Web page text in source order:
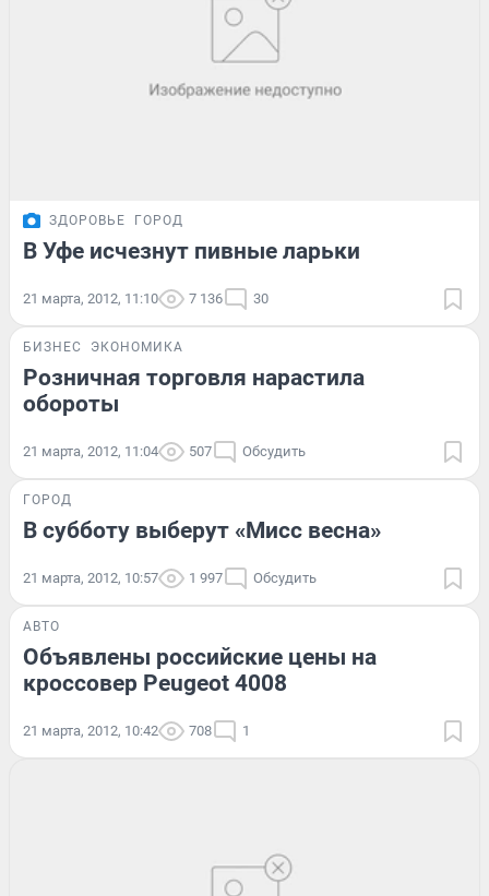
ЗДОРОВЬЕ ГОРОД
В Уфе исчезнут пивные ларьки
21 марта, 2012, 11:10 7 136 30
БИЗНЕС ЭКОНОМИКА
Розничная торговля нарастила
обороты
21 марта, 2012, 11:04 507 Обсудить
ГОРОД
В субботу выберут «Мисс весна»
21 марта, 2012, 10:57 1 997 Обсудить
АВТО
Объявлены российские цены на
кроссовер Peugeot 4008
21 марта, 2012, 10:42 708 1